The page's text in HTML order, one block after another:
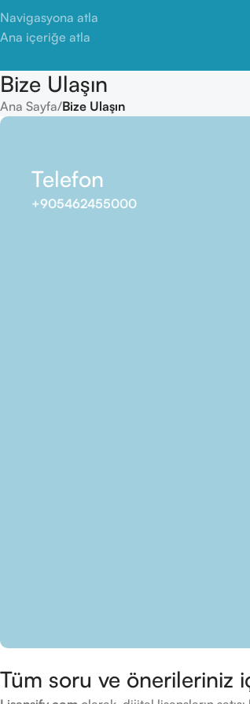
Navigasyona atla
Ana içeriğe atla
Bize Ulaşın
Ana Sayfa/Bize Ulaşın
Telefon
+905462455000
Tüm soru ve önerileriniz